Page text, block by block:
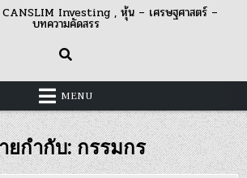
Investing , หุ้น – เศรษฐศาสตร์ –
บทความคัดสรร
MENU
ยกำกับ:กรรมกร